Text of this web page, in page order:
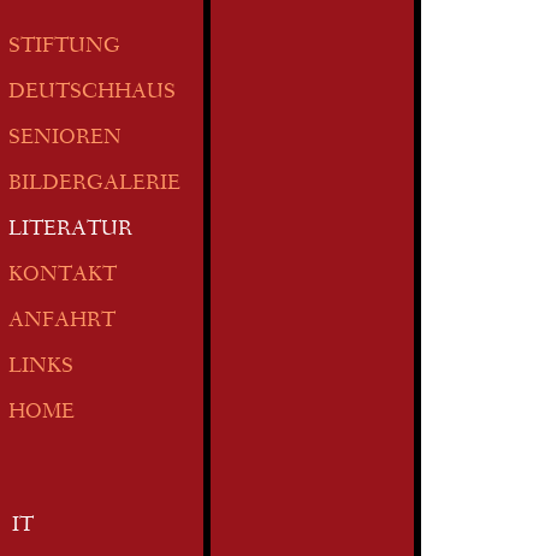
STIFTUNG
DEUTSCHHAUS
SENIOREN
BILDERGALERIE
LITERATUR
KONTAKT
ANFAHRT
LINKS
HOME
IT